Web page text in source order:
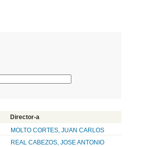
Director-a
MOLTO CORTES, JUAN CARLOS
REAL CABEZOS, JOSE ANTONIO